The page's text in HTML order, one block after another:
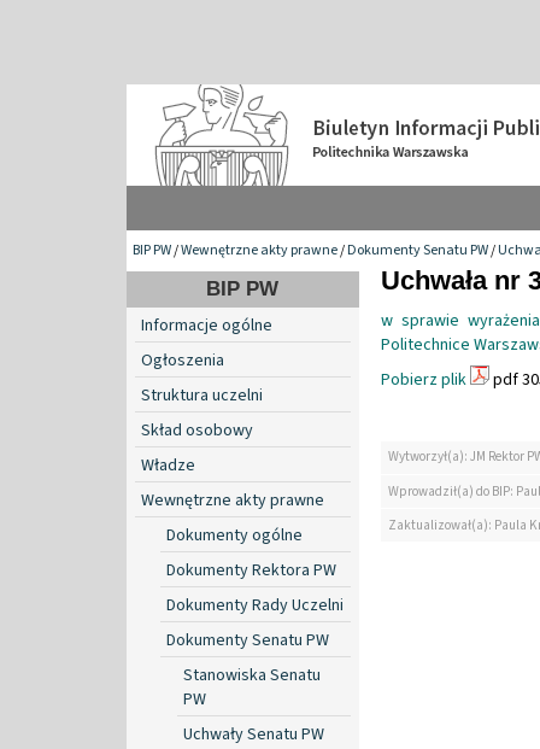
BIP PW/Wewnętrzne akty prawne/Dokumenty Senatu PW/
BIP PW
Informacje ogólne
Ogłoszenia
Struktura uczelni
Skład osobowy
Władze
Wewnętrzne akty prawne
Dokumenty ogólne
Dokumenty Rektora PW
Dokumenty Rady Uczelni
Dokumenty Senatu PW
Stanowiska Senatu
PW
Uchwały Senatu PW
Uchwała nr
w sprawie
Politechnice
Pobierz plik
pdf
Wytworzył(a): JM Rektor
Wprowadził(a) do BIP:
Zaktualizował(a): Paula